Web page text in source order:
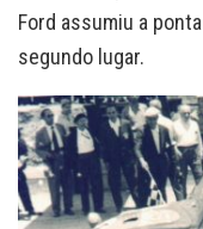
Ford assumiu a
segundo lugar.